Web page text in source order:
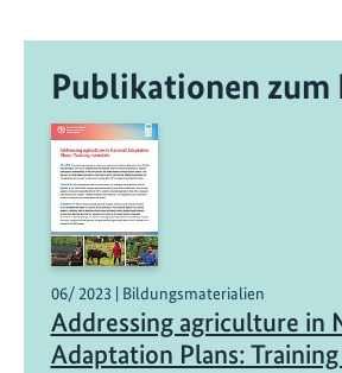
Publikationen zum
06/ 2023 | Bildungsmaterialien
Addressing agriculture in
Adaptation Plans: